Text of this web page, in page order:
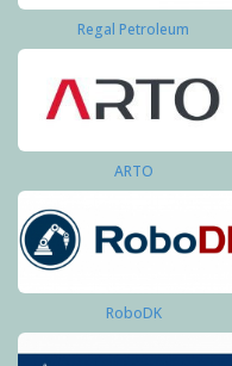
Regal Petroleum
ARTO
RoboDK